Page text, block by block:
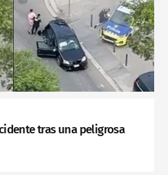
tras una peligrosa